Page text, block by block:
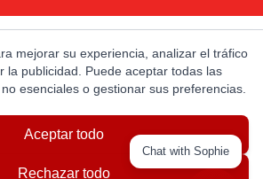
IN TOUCH!
CANADA
LATIN AMERICA USA
mejorar su experiencia, analizar el tráfico
la publicidad. Puede aceptar todas las
esenciales o gestionar sus preferencias.
Aceptar todo
Rechazar todo
Chat with Sophie